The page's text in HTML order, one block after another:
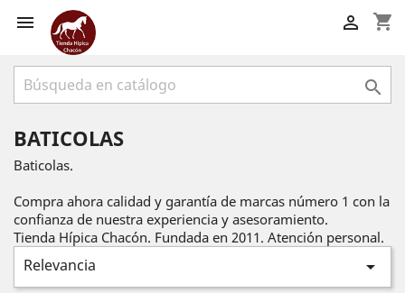
 shopping_cart


BATICOLAS
Baticolas.
Compra ahora calidad y garantía de marcas número 1 con la
confianza de nuestra experiencia y asesoramiento.
Tienda Hípica Chacón. Fundada en 2011. Atención personal.
Relevancia 